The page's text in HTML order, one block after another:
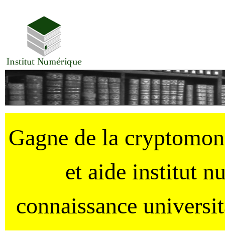
Gagne de la
et aide institut
connaissance